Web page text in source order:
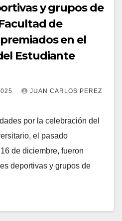
y grupos de
de
en el
Estudiante
JUAN CARLOS PEREZ
por la celebración del
el pasado
de diciembre, fueron
deportivas y grupos de